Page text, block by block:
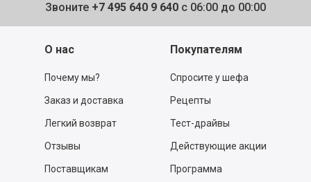
Звоните +7 495 640 9 640 с 06:00 до 00:00
О нас
Почему мы?
Заказ и доставка
Легкий возврат
Отзывы
Поставщикам
Покупателям
Спросите у шефа
Рецепты
Тест-драйвы
Действующие акции
Программа